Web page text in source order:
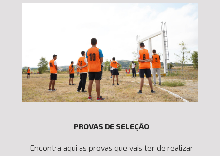
PROVAS DE SELEÇÃO
Encontra aqui as provas que vais ter de realizar